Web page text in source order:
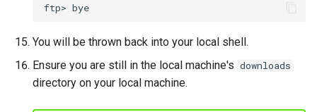
ftp>
You will be thrown back into your local shell.
Ensure you are still in the local machine's downloads
directory on your local machine.